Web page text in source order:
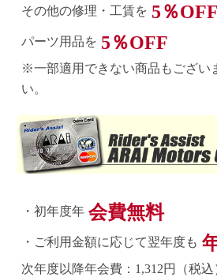
その他の修理・工賃を 5％OFF
パーツ用品を 5％OFF
※一部適用できない商品もござい
い。
・初年度年 会費無料
・ご利用金額に応じて翌年度も
次年度以降年会費：1,312円（税込